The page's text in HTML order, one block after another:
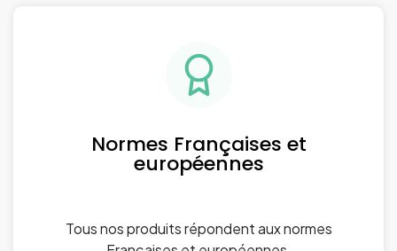
Normes Françaises et
européennes
Tous nos produits répondent aux normes